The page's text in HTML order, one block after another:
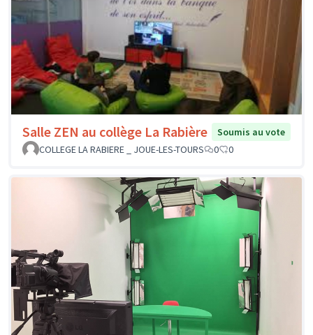
Salle ZEN au collège La Rabière
Soumis au vote
COLLEGE LA RABIERE _ JOUE-LES-TOURS
0 0